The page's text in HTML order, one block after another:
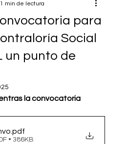
para
Social
un punto de
1 min de lectura
la convocatoria
.pdf
• 386KB